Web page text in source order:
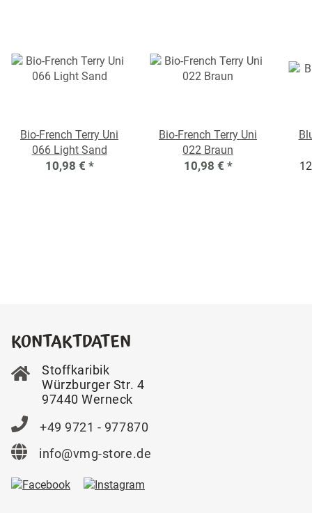
Bio-French Terry Uni
066 Light Sand
10,98 € *
Bio-French Terry Uni
022 Braun
10,98 € *
KONTAKTDATEN
Stoffkaribik
Würzburger Str. 4
97440 Werneck
+49 9721 - 977870
info@vmg-store.de